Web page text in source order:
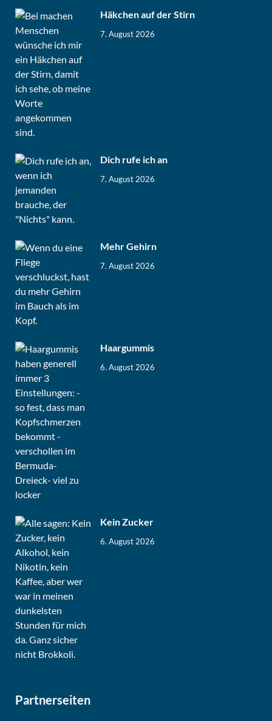
Häkchen auf der Stirn
7. August 2026
Dich rufe ich an
7. August 2026
Mehr Gehirn
7. August 2026
Haargummis
6. August 2026
Kein Zucker
6. August 2026
Partnerseiten